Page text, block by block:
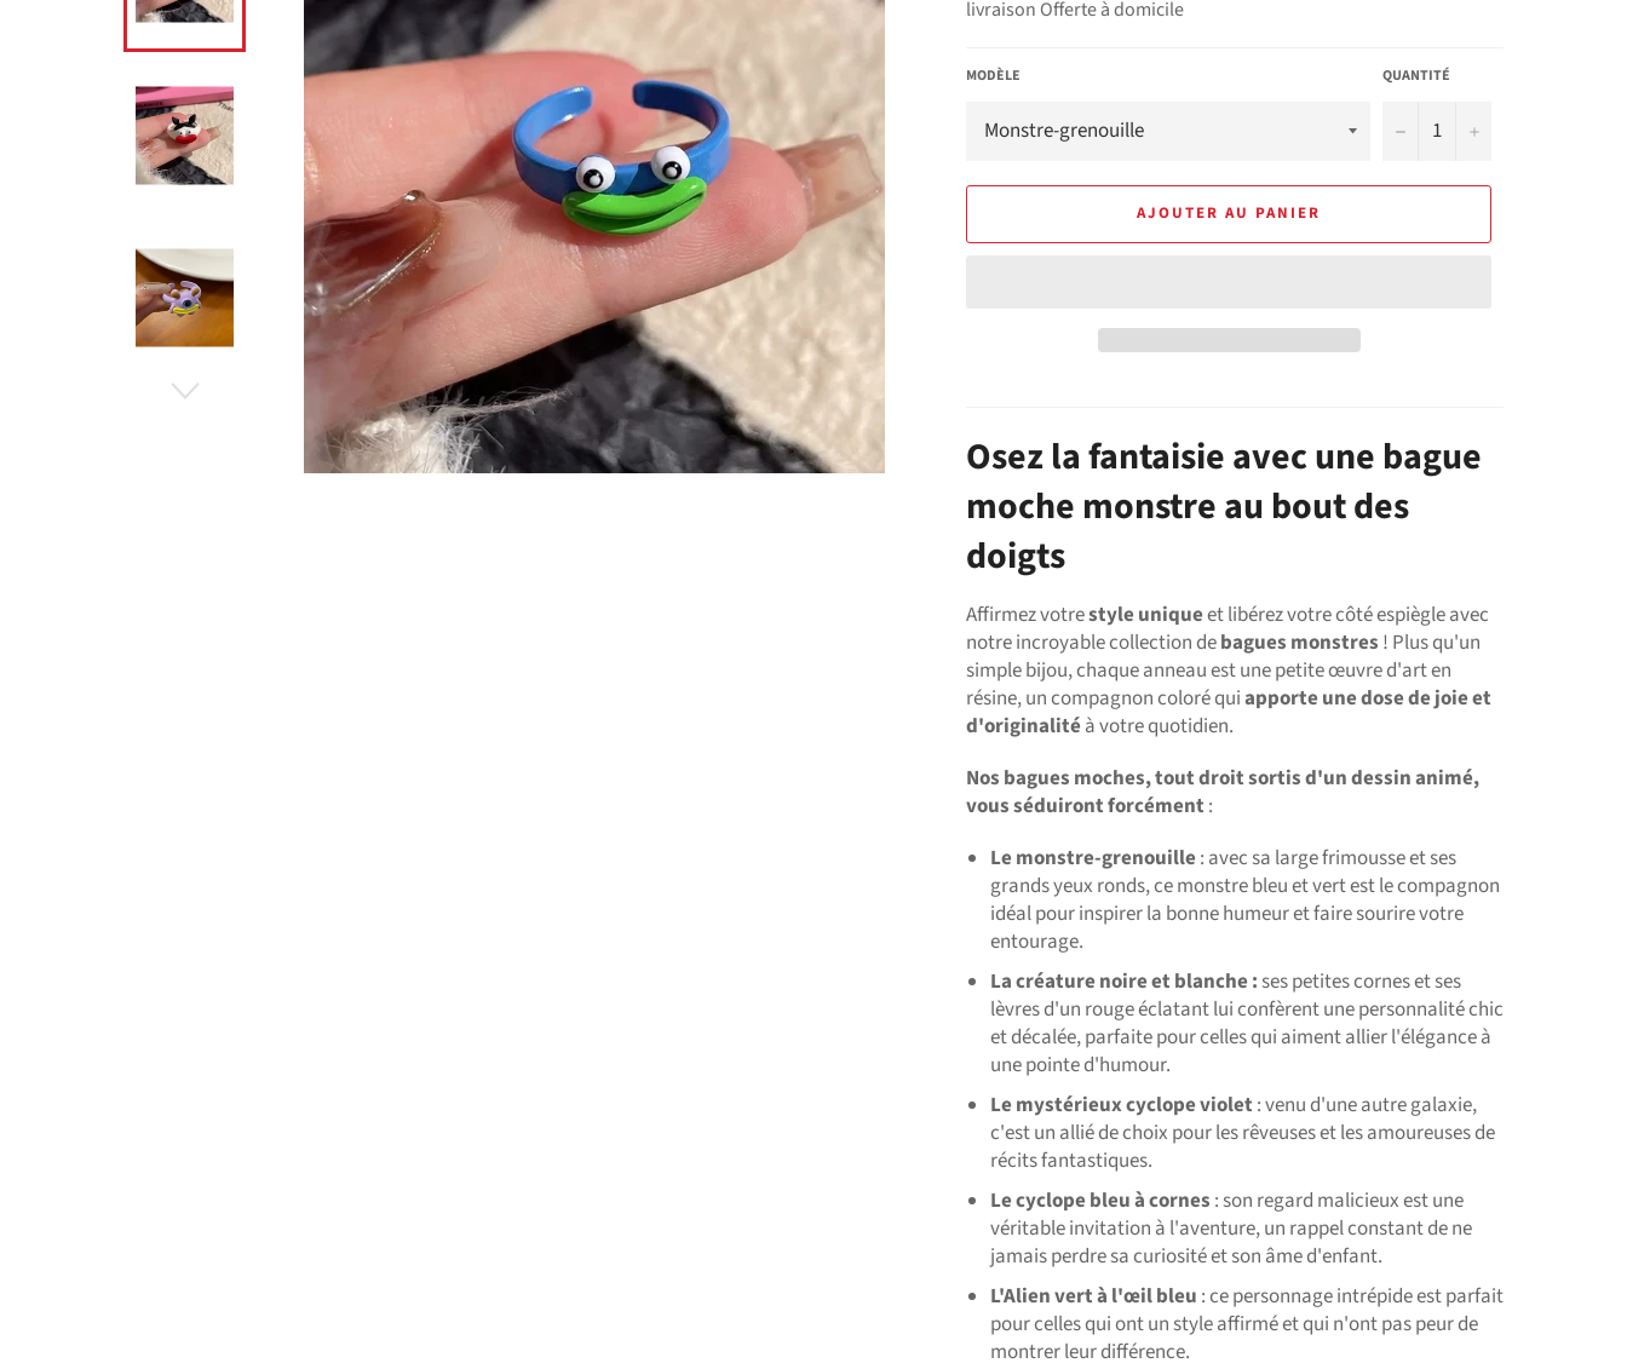
livraison Offerte à domicile
MODÈLE QUANTITÉ
− +
AJOUTER AU PANIER
Osez la fantaisie avec une bague
moche monstre au bout des
doigts
Affirmez votrestyle uniqueet libérez votre côté espiègle avec
notre incroyable collection debagues monstres ! Plus qu'un
simple bijou, chaque anneau est une petite œuvre d'art en
résine, un compagnon coloré quiapporte une dose de joie et
d'originalitéà votre quotidien.
Nos bagues moches, tout droit sortis d'un dessin animé,
vous séduiront forcément :
Le monstre-grenouille: avec sa large frimousse et ses
grands yeux ronds, ce monstre bleu et vert est le compagnon
idéal pour inspirer la bonne humeur et faire sourire votre
entourage.
La créaturenoire et blanche :ses petites cornes et ses
lèvres d'un rouge éclatant lui confèrent une personnalité chic
et décalée, parfaite pour celles qui aiment allier l'élégance à
une pointe d'humour.
Le mystérieux cyclope violet : venu d'une autre galaxie,
c'est un allié de choix pour les rêveuses et les amoureuses de
récits fantastiques.
Le cyclope bleu à cornes : son regard malicieux est une
véritable invitation à l'aventure, un rappel constant de ne
jamais perdre sa curiosité et son âme d'enfant.
L'Alien vert à l'œil bleu : ce personnage intrépide est parfait
pour celles qui ont un style affirmé et qui n'ont pas peur de
montrer leur différence.